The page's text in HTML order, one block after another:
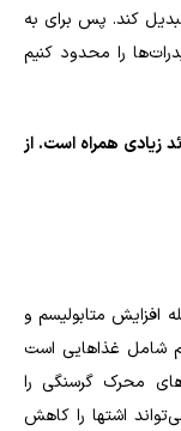
کند. پس برای به
را محدود کنیم
زیادی همراه است. از
متابولیسم و
شامل غذاهایی است
محرک گرسنگی را
اشتها را کاهش